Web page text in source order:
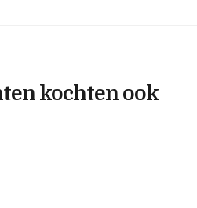
kochten ook